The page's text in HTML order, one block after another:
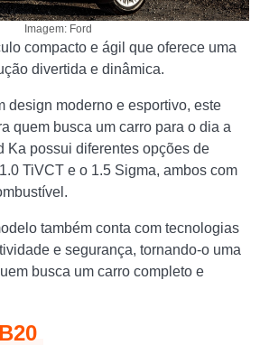
Imagem: Ford
compacto e ágil que oferece uma
divertida e dinâmica.
design moderno e esportivo, este
quem busca um carro para o dia a
Ka possui diferentes opções de
TiVCT e o 1.5 Sigma, ambos com
também conta com tecnologias
e segurança, tornando-o uma
busca um carro completo e